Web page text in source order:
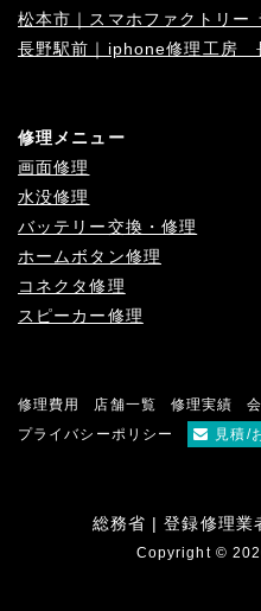
松本市｜スマホファクトリー
長野駅前｜iphone修理工房
修理メニュー
画面修理
水没修理
バッテリー交換・修理
ホームボタン修理
コネクタ修理
スピーカー修理
修理費用 店舗一覧 修理実績
プライバシーポリシー
見積/
総務省 | 登録修理業
Copyright ©